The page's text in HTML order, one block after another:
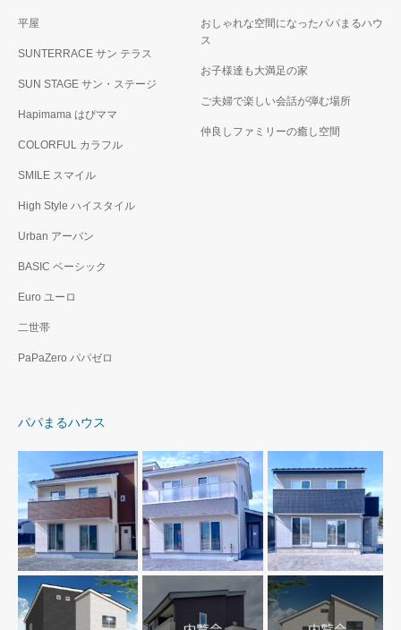
平屋
SUNTERRACE サン テラス
SUN STAGE サン・ステージ
Hapimama はぴママ
COLORFUL カラフル
SMILE スマイル
High Style ハイスタイル
Urban アーバン
BASIC ベーシック
Euro ユーロ
二世帯
PaPaZero パパゼロ
おしゃれな空間になったパパまるハウ
ス
お子様達も大満足の家
ご夫婦で楽しい会話が弾む場所
仲良しファミリーの癒し空間
パパまるハウス